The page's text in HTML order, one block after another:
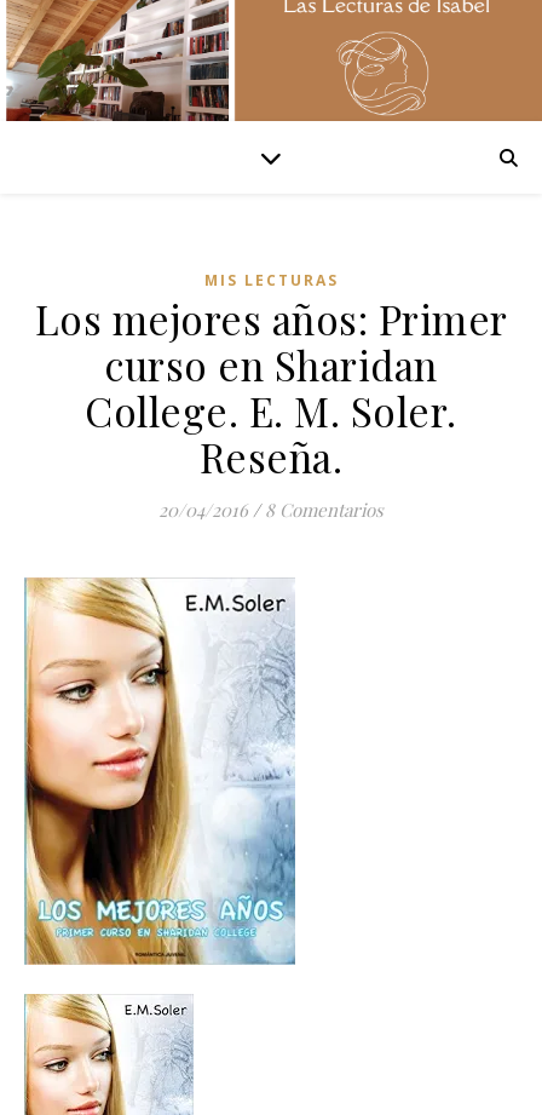
MIS LECTURAS
Los mejores años: Primer
curso en Sharidan
College. E. M. Soler.
Reseña.
20/04/2016 / 8 Comentarios